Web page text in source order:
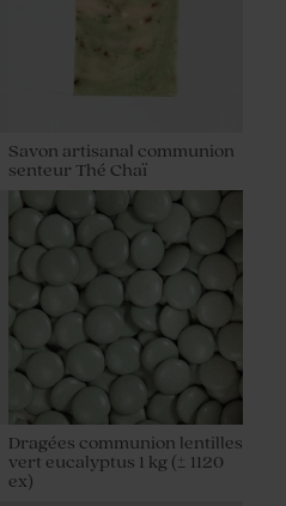
Savon artisanal communion
senteur Thé Chaï
Dragées communion lentilles
vert eucalyptus 1 kg (± 1120
ex)